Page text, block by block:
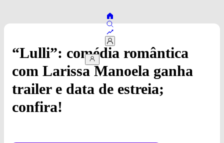
“Lulli”: comédia romântica
com Larissa Manoela ganha
trailer e data de estreia;
confira!